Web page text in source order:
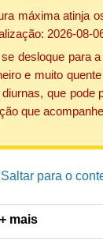
máxima atinja
2026-08-
desloque para
e muito
que pode
que
Saltar para o
+ mais